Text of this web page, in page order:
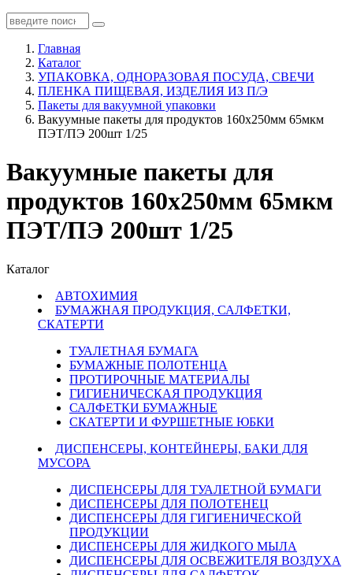
Главная
Каталог
УПАКОВКА, ОДНОРАЗОВАЯ ПОСУДА, СВЕЧИ
ПЛЕНКА ПИЩЕВАЯ, ИЗДЕЛИЯ ИЗ П/Э
Пакеты для вакуумной упаковки
Вакуумные пакеты для продуктов 160х250мм 65мкм
ПЭТ/ПЭ 200шт 1/25
Вакуумные пакеты для
продуктов 160х250мм 65мкм
ПЭТ/ПЭ 200шт 1/25
Каталог
АВТОХИМИЯ
БУМАЖНАЯ ПРОДУКЦИЯ, САЛФЕТКИ,
СКАТЕРТИ
ТУАЛЕТНАЯ БУМАГА
БУМАЖНЫЕ ПОЛОТЕНЦА
ПРОТИРОЧНЫЕ МАТЕРИАЛЫ
ГИГИЕНИЧЕСКАЯ ПРОДУКЦИЯ
САЛФЕТКИ БУМАЖНЫЕ
СКАТЕРТИ И ФУРШЕТНЫЕ ЮБКИ
ДИСПЕНСЕРЫ, КОНТЕЙНЕРЫ, БАКИ ДЛЯ
МУСОРА
ДИСПЕНСЕРЫ ДЛЯ ТУАЛЕТНОЙ БУМАГИ
ДИСПЕНСЕРЫ ДЛЯ ПОЛОТЕНЕЦ
ДИСПЕНСЕРЫ ДЛЯ ГИГИЕНИЧЕСКОЙ
ПРОДУКЦИИ
ДИСПЕНСЕРЫ ДЛЯ ЖИДКОГО МЫЛА
ДИСПЕНСЕРЫ ДЛЯ ОСВЕЖИТЕЛЯ ВОЗДУХА